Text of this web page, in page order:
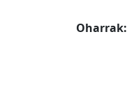
Oharrak: